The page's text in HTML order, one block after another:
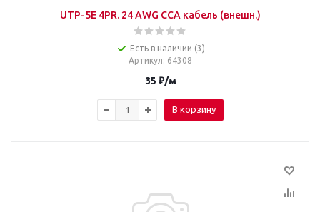
UTP-5E 4PR. 24 AWG CCA кабель (внешн.)
Есть в наличии (3)
Артикул: 64308
35 ₽/м
В корзину